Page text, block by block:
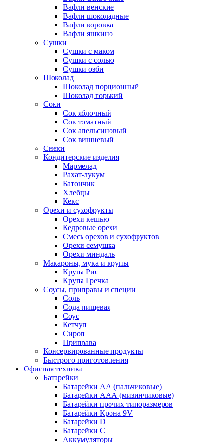
Вафли венские
Вафли шоколадные
Вафли коровка
Вафли яшкино
Сушки
Сушки с маком
Сушки с солью
Сушки озби
Шоколад
Шоколад порционный
Шоколад горький
Соки
Сок яблочный
Сок томатный
Сок апельсиновый
Сок вишневый
Снеки
Кондитерские изделия
Мармелад
Рахат-лукум
Батончик
Хлебцы
Кекс
Орехи и сухофрукты
Орехи кешью
Кедровые орехи
Смесь орехов и сухофруктов
Орехи семушка
Орехи миндаль
Макароны, мука и крупы
Крупа Рис
Крупа Гречка
Соусы, приправы и специи
Соль
Сода пищевая
Соус
Кетчуп
Сироп
Приправа
Консервированные продукты
Быстрого приготовления
Офисная техника
Батарейки
Батарейки АА (пальчиковые)
Батарейки ААА (мизинчиковые)
Батарейки прочих типоразмеров
Батарейки Крона 9V
Батарейки D
Батарейки С
Аккумуляторы